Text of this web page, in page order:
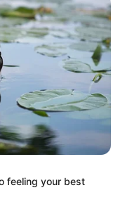
feeling your best